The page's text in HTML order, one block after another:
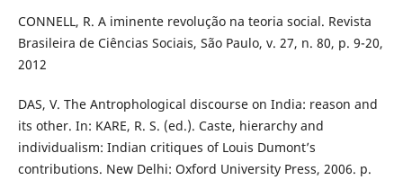
CONNELL, R. A iminente revolução na teoria social. Revista
Brasileira de Ciências Sociais, São Paulo, v. 27, n. 80, p. 9-20,
2012
DAS, V. The Antrophological discourse on India: reason and
its other. In: KARE, R. S. (ed.). Caste, hierarchy and
individualism: Indian critiques of Louis Dumont’s
contributions. New Delhi: Oxford University Press, 2006. p.